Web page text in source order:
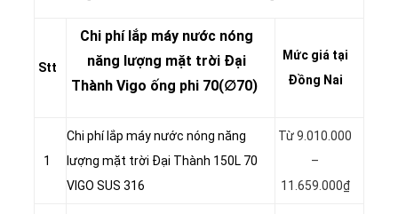
Stt
Chi phí lắp máy nước nóng
năng lượng mặt trời Đại
Thành Vigo ống phi 70(∅70)
Mức giá tại
Đồng Nai
1
Chi phí lắp máy nước nóng năng
lượng mặt trời Đại Thành 150L 70
VIGO SUS 316
Từ 9.010.000
–
11.659.000₫